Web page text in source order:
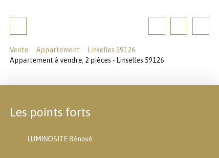
Vente Appartement
Linselles 59126
Appartement à vendre, 2 pièces - Linselles 59126
Les points forts
LUMINOSITE Rénové